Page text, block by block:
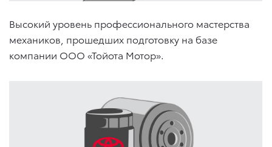
Высокий уровень профессионального мастерства
механиков, прошедших подготовку на базе
компании ООО «Тойота Мотор».